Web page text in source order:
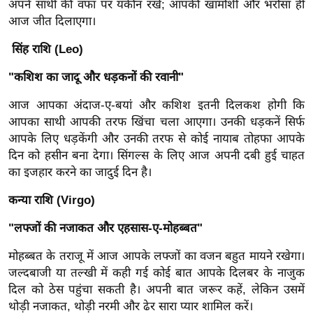
र्ल्ड
न्यू
ज
फ
म
नो
रं
ज
न
त
बॉ
ली
वु
ड
अपने साथी की वफा पर यकीन रखें; आपकी खामोशी और भरोसा ही
आज जीत दिलाएगा।
सिंह राशि (Leo)
"कशिश का जादू और धड़कनों की रवानी"
आज आपका अंदाज-ए-बयां और कशिश इतनी दिलकश होगी कि
आपका साथी आपकी तरफ खिंचा चला आएगा। उनकी धड़कनें सिर्फ
आपके लिए धड़केंगी और उनकी तरफ से कोई नायाब तोहफा आपके
दिन को हसीन बना देगा। सिंगल्स के लिए आज अपनी दबी हुई चाहत
का इजहार करने का जादुई दिन है।
कन्या राशि (Virgo)
"लफ्जों की नजाकत और एहसास-ए-मोहब्बत"
मोहब्बत के तराजू में आज आपके लफ्जों का वजन बहुत मायने रखेगा।
जल्दबाजी या तल्खी में कही गई कोई बात आपके दिलबर के नाजुक
दिल को ठेस पहुंचा सकती है। अपनी बात जरूर कहें, लेकिन उसमें
थोड़ी नजाकत, थोड़ी नरमी और ढेर सारा प्यार शामिल करें।